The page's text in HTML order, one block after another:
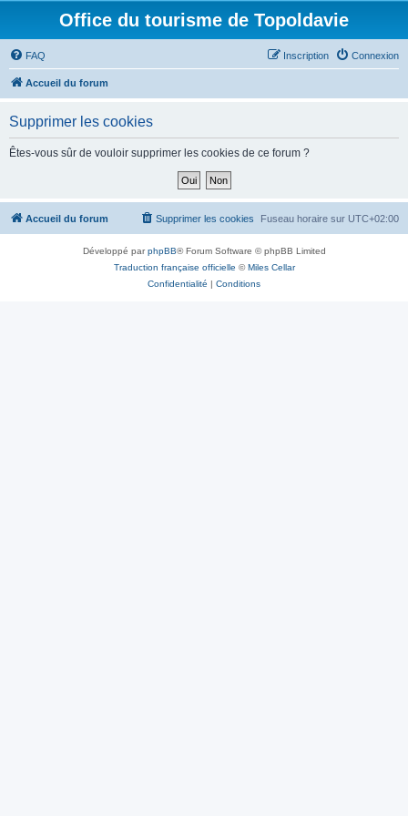
Office du tourisme de Topoldavie
FAQ Connexion
Inscription
Accueil du forum
Supprimer les cookies
Êtes-vous sûr de vouloir supprimer les cookies de ce forum ?
Accueil du forum Fuseau horaire sur UTC+02:00
Supprimer les cookies
Développé parphpBB® Forum Software © phpBB Limited
Traduction française officielle ©Miles Cellar
Confidentialité | Conditions